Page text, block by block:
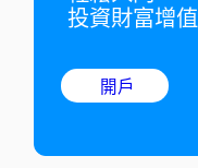
投資財富增值
開戶